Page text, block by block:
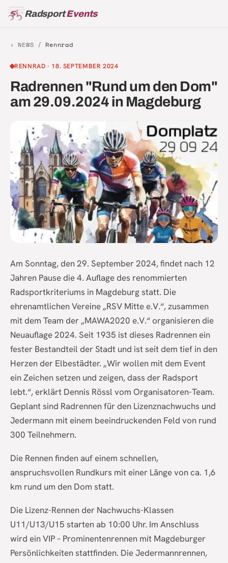
RadsportEvents
‹ NEWS / Rennrad
RENNRAD · 18. SEPTEMBER 2024
Radrennen "Rund um den Dom"
am 29.09.2024 in Magdeburg
Am Sonntag, den 29. September 2024, findet nach 12
Jahren Pause die 4. Auflage des renommierten
Radsportkriteriums in Magdeburg statt. Die
ehrenamtlichen Vereine „RSV Mitte e.V.“, zusammen
mit dem Team der „MAWA2020 e.V.“ organisieren die
Neuauflage 2024. Seit 1935 ist dieses Radrennen ein
fester Bestandteil der Stadt und ist seit dem tief in den
Herzen der Elbestädter. „Wir wollen mit dem Event
ein Zeichen setzen und zeigen, dass der Radsport
lebt.“, erklärt Dennis Rössl vom Organisatoren-Team.
Geplant sind Radrennen für den Lizenznachwuchs und
Jedermann mit einem beeindruckenden Feld von rund
300 Teilnehmern.
Die Rennen finden auf einem schnellen,
anspruchsvollen Rundkurs mit einer Länge von ca. 1,6
km rund um den Dom statt.
Die Lizenz-Rennen der Nachwuchs-Klassen
U11/U13/U15 starten ab 10:00 Uhr. Im Anschluss
wird ein VIP – Prominentenrennen mit Magdeburger
Persönlichkeiten stattfinden. Die Jedermannrennen,